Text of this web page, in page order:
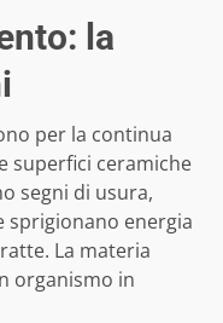
la
per la continua
superfici ceramiche
segni di usura,
sprigionano energia
La materia
organismo in